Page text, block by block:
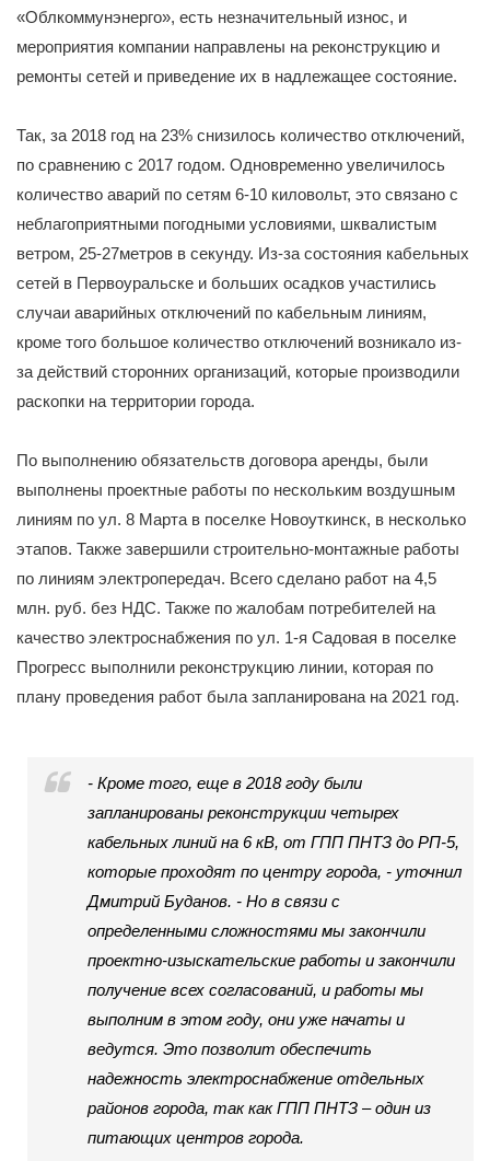
«Облкоммунэнерго», есть незначительный износ, и
мероприятия компании направлены на реконструкцию и
ремонты сетей и приведение их в надлежащее состояние.
Так, за 2018 год на 23% снизилось количество отключений,
по сравнению с 2017 годом. Одновременно увеличилось
количество аварий по сетям 6-10 киловольт, это связано с
неблагоприятными погодными условиями, шквалистым
ветром, 25-27метров в секунду. Из-за состояния кабельных
сетей в Первоуральске и больших осадков участились
случаи аварийных отключений по кабельным линиям,
кроме того большое количество отключений возникало из-
за действий сторонних организаций, которые производили
раскопки на территории города.
По выполнению обязательств договора аренды, были
выполнены проектные работы по нескольким воздушным
линиям по ул. 8 Марта в поселке Новоуткинск, в несколько
этапов. Также завершили строительно-монтажные работы
по линиям электропередач. Всего сделано работ на 4,5
млн. руб. без НДС. Также по жалобам потребителей на
качество электроснабжения по ул. 1-я Садовая в поселке
Прогресс выполнили реконструкцию линии, которая по
плану проведения работ была запланирована на 2021 год.
- Кроме того, еще в 2018 году были
запланированы реконструкции четырех
кабельных линий на 6 кВ, от ГПП ПНТЗ до РП-5,
которые проходят по центру города, - уточнил
Дмитрий Буданов. - Но в связи с
определенными сложностями мы закончили
проектно-изыскательские работы и закончили
получение всех согласований, и работы мы
выполним в этом году, они уже начаты и
ведутся. Это позволит обеспечить
надежность электроснабжение отдельных
районов города, так как ГПП ПНТЗ – один из
питающих центров города.